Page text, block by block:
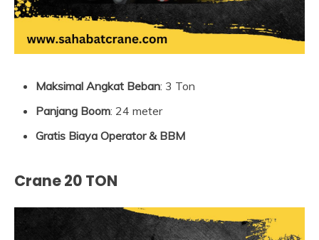
Maksimal Angkat Beban: 3 Ton
Panjang Boom: 24 meter
Gratis Biaya Operator & BBM
Crane 20 TON